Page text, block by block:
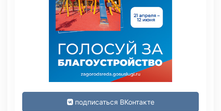
подписаться ВКонтакте